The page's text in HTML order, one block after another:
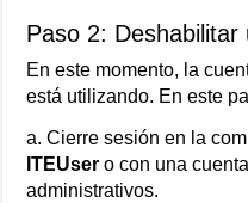
Paso 2:
En este momento, la
está utilizando. En este
a. Cierre sesión en la
ITEUser o con una
administrativos.